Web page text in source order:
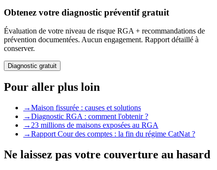
Obtenez votre diagnostic préventif gratuit
Évaluation de votre niveau de risque RGA + recommandations de
prévention documentées. Aucun engagement. Rapport détaillé à
conserver.
Diagnostic gratuit
Pour aller plus loin
→Maison fissurée : causes et solutions
→Diagnostic RGA : comment l'obtenir ?
→ 23 millions de maisons exposées au RGA
→Rapport Cour des comptes : la fin du régime CatNat ?
Ne laissez pas votre couverture au hasard